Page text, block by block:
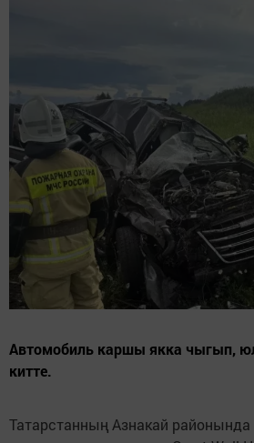
Автомобиль каршы якка чыгып,
китте.
Татарстанның Азнакай